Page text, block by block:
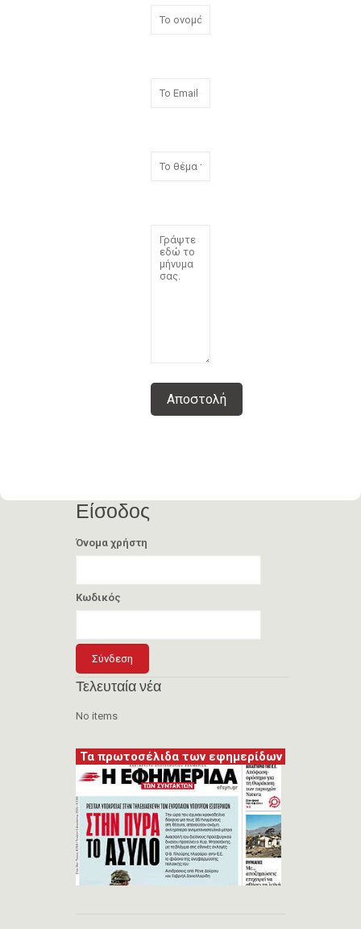
Είσοδος
Όνομα χρήστη
Κωδικός
Τελευταία νέα
No items
Τα πρωτοσέλιδα των εφημερίδων